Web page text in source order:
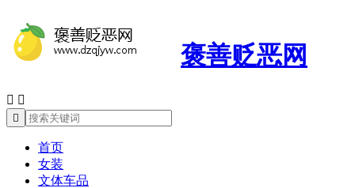
褒善贬恶网
 

首页
女装
文体车品